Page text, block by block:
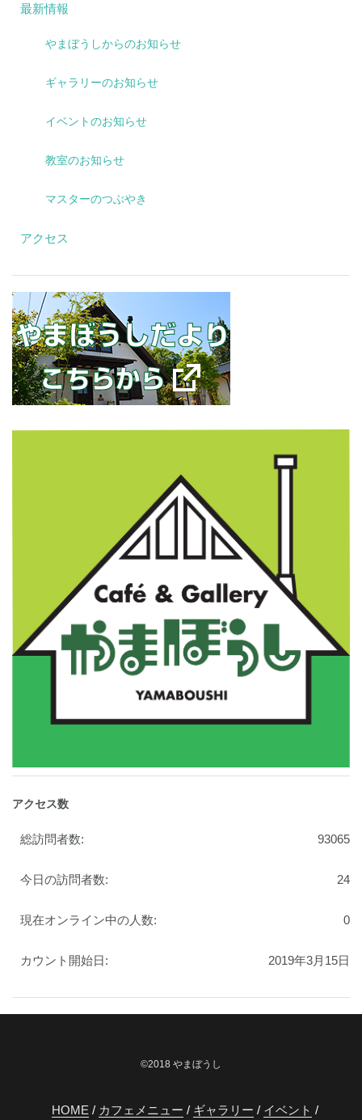
最新情報
やまぼうしからのお知らせ
ギャラリーのお知らせ
イベントのお知らせ
教室のお知らせ
マスターのつぶやき
アクセス
アクセス数
93065
総訪問者数:
24
今日の訪問者数:
0
現在オンライン中の人数:
2019年3月15日
カウント開始日:
©2018 やまぼうし
HOME カフェメニュー ギャラリー イベント